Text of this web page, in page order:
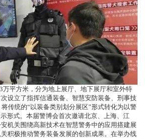
万平方米，分为地上展厅、地下展厅和室外特
设立了指挥信通装备、智慧安防装备、刑事技
传统的“以装备类别划分展区”形式转化为以警
形式。本届警博会首次邀请北京、上海、江
机关围绕高新技术在智慧警务中的应用搭建展
积极推动警务装备发展的创新成果。在举办线